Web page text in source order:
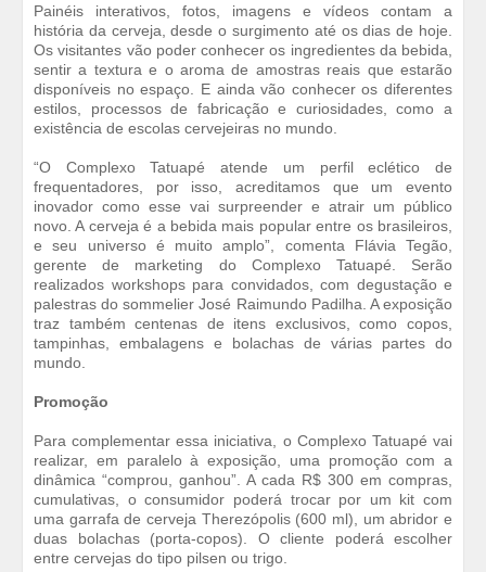
Painéis interativos, fotos, imagens e vídeos contam a
história da cerveja, desde o surgimento até os dias de hoje.
Os visitantes vão poder conhecer os ingredientes da bebida,
sentir a textura e o aroma de amostras reais que estarão
disponíveis no espaço. E ainda vão conhecer os diferentes
estilos, processos de fabricação e curiosidades, como a
existência de escolas cervejeiras no mundo.
“O Complexo Tatuapé atende um perfil eclético de
frequentadores, por isso, acreditamos que um evento
inovador como esse vai surpreender e atrair um público
novo. A cerveja é a bebida mais popular entre os brasileiros,
e seu universo é muito amplo”, comenta Flávia Tegão,
gerente de marketing do Complexo Tatuapé. Serão
realizados workshops para convidados, com degustação e
palestras do sommelier José Raimundo Padilha. A exposição
traz também centenas de itens exclusivos, como copos,
tampinhas, embalagens e bolachas de várias partes do
mundo.
Promoção
Para complementar essa iniciativa, o Complexo Tatuapé vai
realizar, em paralelo à exposição, uma promoção com a
dinâmica “comprou, ganhou”. A cada R$ 300 em compras,
cumulativas, o consumidor poderá trocar por um kit com
uma garrafa de cerveja Therezópolis (600 ml), um abridor e
duas bolachas (porta-copos). O cliente poderá escolher
entre cervejas do tipo pilsen ou trigo.